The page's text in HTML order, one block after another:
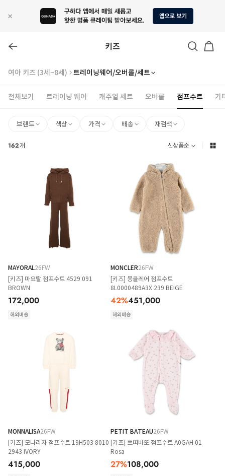
키즈
여아 키즈 (3세~8세) 트레이닝웨어/오버롤/세트
전체보기 트레이닝 웨어 캐주얼 세트 오버롤 점프수트 기
브랜드 색상 가격 배송 재검색
162개 신상품순
MAYORAL26FW
[키즈] 마요랄 점프수트 4529 091
BROWN
172,000
해외배송
MONCLER26FW
[키즈] 몽클레어 점프수트
8L0000489A3X 239 BEIGE
42%451,000
해외배송
MONNALISA26FW
[키즈] 모나리자 점프수트 19H503 8010
2943 IVORY
415,000
PETIT BATEAU26FW
[키즈] 쁘띠바또 점프수트 A0GAH 01
Rosa
27%108,000